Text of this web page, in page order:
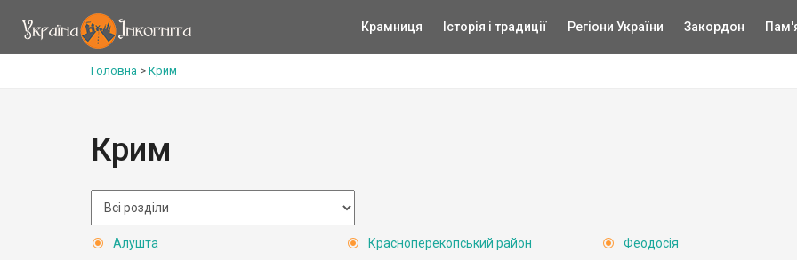
Крамниця Історія і традиції Регіони України Закордон
Головна > Крим
Крим
Алушта
Красноперекопський район
Феодосія